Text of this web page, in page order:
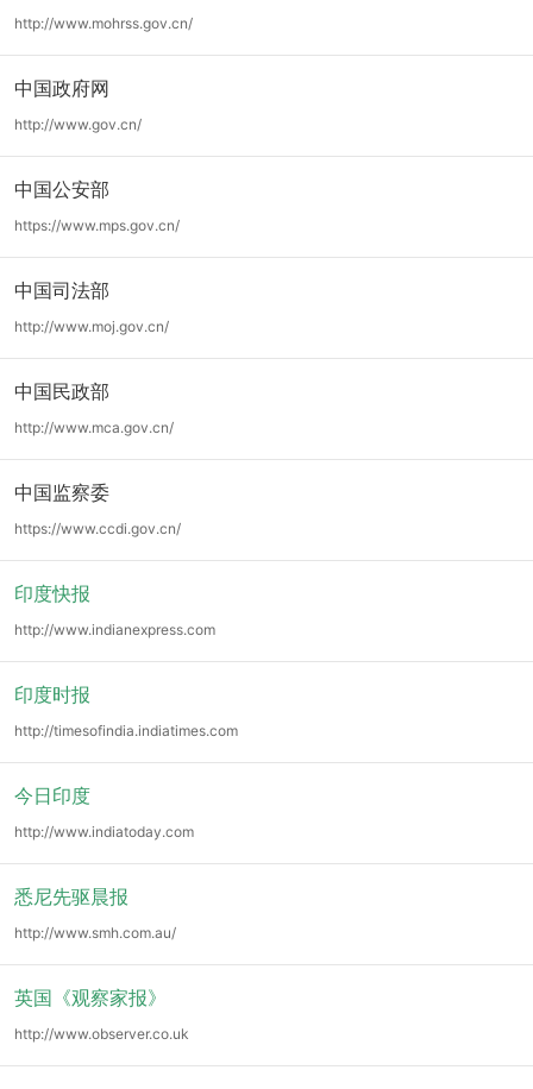
http://www.mohrss.gov.cn/
中国政府网
http://www.gov.cn/
中国公安部
https://www.mps.gov.cn/
中国司法部
http://www.moj.gov.cn/
中国民政部
http://www.mca.gov.cn/
中国监察委
https://www.ccdi.gov.cn/
印度快报
http://www.indianexpress.com
印度时报
http://timesofindia.indiatimes.com
今日印度
http://www.indiatoday.com
悉尼先驱晨报
http://www.smh.com.au/
英国《观察家报》
http://www.observer.co.uk